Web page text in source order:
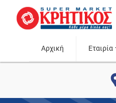
Αρχική Εταιρία